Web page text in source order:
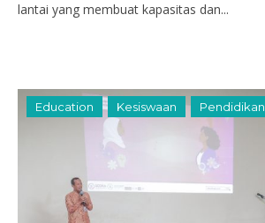
lantai yang membuat kapasitas dan...
Education Kesiswaan Pendidikan